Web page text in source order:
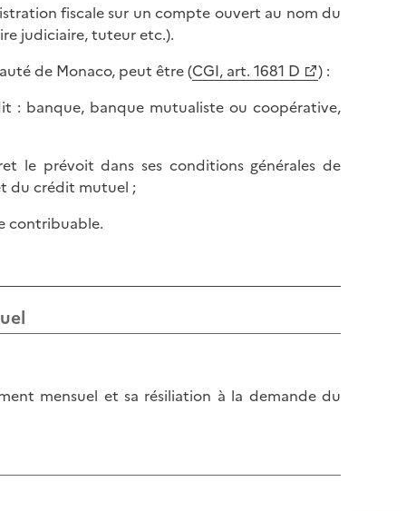
fiscale sur un compte ouvert au nom du
judiciaire, tuteur etc.).
de Monaco, peut être (CGI, art. 1681 D
) :
: banque, banque mutualiste ou coopérative,
le prévoit dans ses conditions générales de
du crédit mutuel ;
contribuable.
mensuel et sa résiliation à la demande du